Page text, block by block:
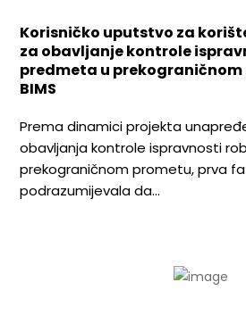
Korisničko uputstvo za
za obavljanje kontrole
predmeta u prekograničnom
BIMS
Prema dinamici projekta
obavljanja kontrole ispravnosti
prekograničnom prometu, prva
podrazumijevala da…